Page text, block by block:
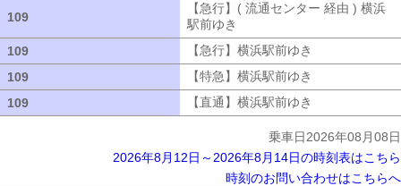
109
【急行】( 流通センター 経由 ) 横浜
駅前ゆき
109
【急行】横浜駅前ゆき
109
【特急】横浜駅前ゆき
109
【直通】横浜駅前ゆき
乗車日2026年08月08日
2026年8月12日～2026年8月14日の時刻表はこちら
時刻のお問い合わせはこちらへ